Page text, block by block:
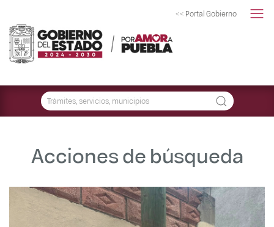
<< Portal Gobierno
Acciones de búsqueda